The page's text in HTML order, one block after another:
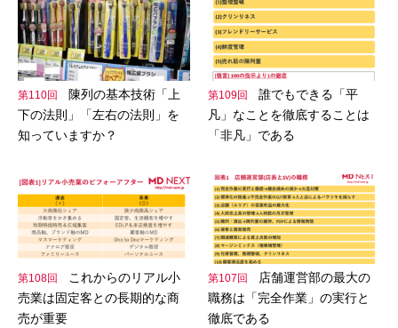
第110回
陳列の基本技術「上
下の法則」「左右の法則」を
知っていますか？
第109回
誰でもできる「平
凡」なことを徹底することは
「非凡」である
第108回
これからのリアル小
売業は固定客との長期的な商
売が重要
第107回
店舗運営部の最大の
職務は「完全作業」の実行と
徹底である